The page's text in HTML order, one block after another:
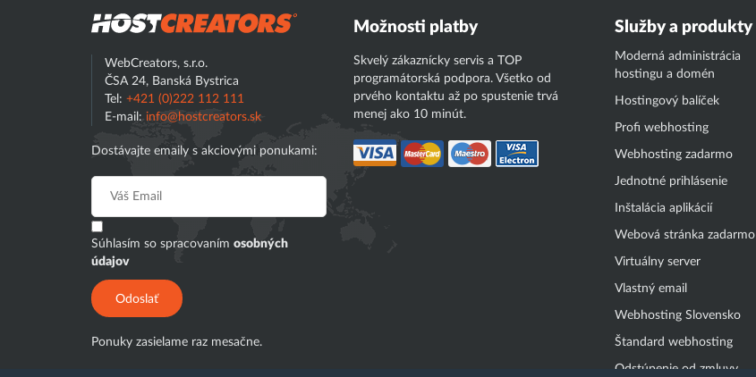
Hostcreator
WebCreators, s.r.o.
ČSA 24, Banská Bystrica
Tel: +421 (0)222 112 111
E-mail: info@hostcreators.sk
Dostávajte emaily s akciovými ponukami:
Súhlasím so spracovaním osobných
údajov
Odoslať
Ponuky zasielame raz mesačne.
Možnosti platby
Skvelý zákaznícky servis a TOP
programátorská podpora. Všetko od
prvého kontaktu až po spustenie trvá
menej ako 10 minút.
Služby a produkty
Moderná administrácia
hostingu a domén
Hostingový balíček
Profi webhosting
Webhosting zadarmo
Jednotné prihlásenie
Inštalácia aplikácií
Webová stránka zadarmo
Virtuálny server
Vlastný email
Webhosting Slovensko
Štandard webhosting
Odstúpenie od zmluvy